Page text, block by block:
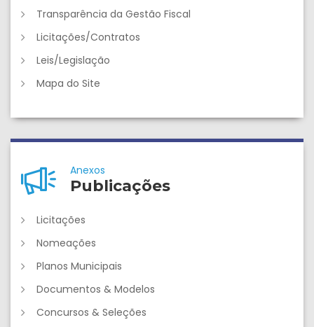
Transparência da Gestão Fiscal
Licitações/Contratos
Leis/Legislação
Mapa do Site
Anexos
Publicações
Licitações
Nomeações
Planos Municipais
Documentos & Modelos
Concursos & Seleções